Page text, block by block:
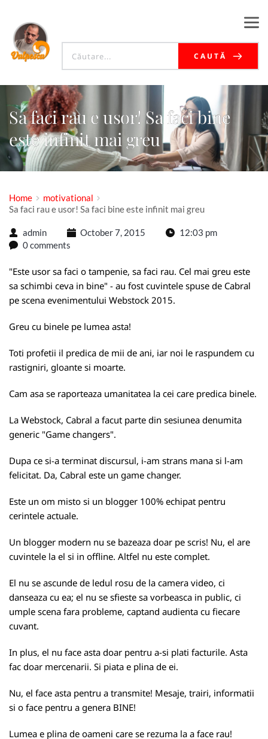
CAUTĂ
Sa faci rau e usor! Sa faci bine
este infinit mai greu
Home
motivational
Sa faci rau e usor! Sa faci bine este infinit mai greu
admin October 7, 2015
12:03 pm
0 comments
"Este usor sa faci o tampenie, sa faci rau. Cel mai greu este
sa schimbi ceva in bine" - au fost cuvintele spuse de Cabral
pe scena evenimentului Webstock 2015.
Greu cu binele pe lumea asta!
Toti profetii il predica de mii de ani, iar noi le raspundem cu
rastigniri, gloante si moarte.
Cam asa se raporteaza umanitatea la cei care predica binele.
La Webstock, Cabral a facut parte din sesiunea denumita
generic "Game changers".
Dupa ce si-a terminat discursul, i-am strans mana si l-am
felicitat. Da, Cabral este un game changer.
Este un om misto si un blogger 100% echipat pentru
cerintele actuale.
Un blogger modern nu se bazeaza doar pe scris! Nu, el are
cuvintele la el si in offline. Altfel nu este complet.
El nu se ascunde de ledul rosu de la camera video, ci
danseaza cu ea; el nu se sfieste sa vorbeasca in public, ci
umple scena fara probleme, captand audienta cu fiecare
cuvant.
In plus, el nu face asta doar pentru a-si plati facturile. Asta
fac doar mercenarii. Si piata e plina de ei.
Nu, el face asta pentru a transmite! Mesaje, trairi, informatii
si o face pentru a genera BINE!
Lumea e plina de oameni care se rezuma la a face rau!